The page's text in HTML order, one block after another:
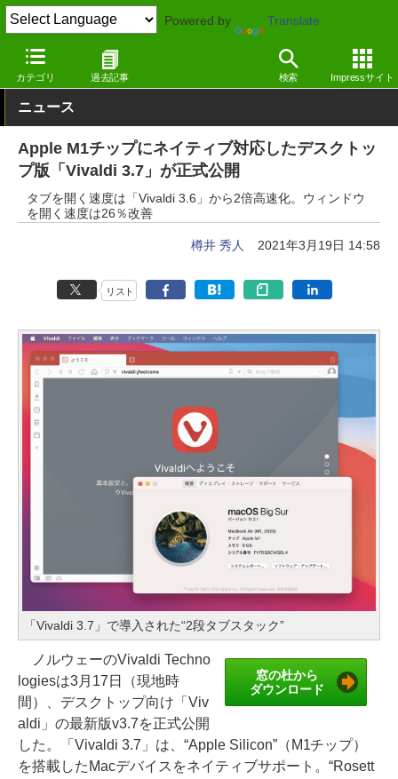
Powered by Translate
カテゴリ 過去記事 検索 Impressサイト
窓の杜 インターネット Windows
ニュース
Apple M1チップにネイティブ対応したデスクトッ
プ版「Vivaldi 3.7」が正式公開
タブを開く速度は「Vivaldi 3.6」から2倍高速化。ウィンドウ
を開く速度は26％改善
樽井 秀人 2021年3月19日 14:58
リスト
「Vivaldi 3.7」で導入された“2段タブスタック”
窓の杜から
ダウンロード
ノルウェーのVivaldi Techno
logiesは3月17日（現地時
間）、デスクトップ向け「Viv
aldi」の最新版v3.7を正式公開
した。「Vivaldi 3.7」は、“Apple Silicon”（M1チップ）
を搭載したMacデバイスをネイティブサポート。“Rosett